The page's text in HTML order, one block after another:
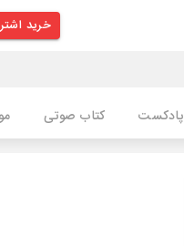
خرید
پادکست کتاب صوتی